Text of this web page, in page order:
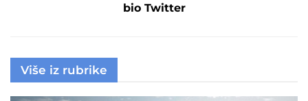
bio Twitter
Više iz rubrike